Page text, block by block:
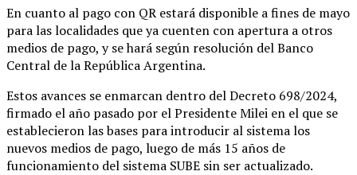
En cuanto al pago con QR estará disponible a fines de mayo
para las localidades que ya cuenten con apertura a otros
medios de pago, y se hará según resolución del Banco
Central de la República Argentina.
Estos avances se enmarcan dentro del Decreto 698/2024,
firmado el año pasado por el Presidente Milei en el que se
establecieron las bases para introducir al sistema los
nuevos medios de pago, luego de más 15 años de
funcionamiento del sistema SUBE sin ser actualizado.